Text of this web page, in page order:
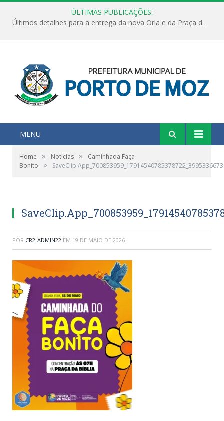
ÚLTIMAS PUBLICAÇÕES:
Últimos detalhes para a entrega da nova Orla e da Praça do Praião
MENU
Home » Notícias »
Caminhada Faça
Bonito
»
POR CR2-ADMIN22 EM 19 DE MAIO DE 2026